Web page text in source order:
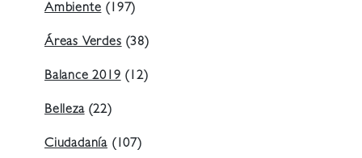
Ambiente(197)
Áreas Verdes(38)
Balance 2019(12)
Belleza(22)
Ciudadanía (107)